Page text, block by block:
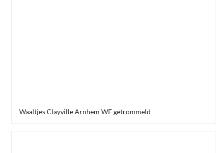
Waaltjes Clayville Arnhem WF getrommeld